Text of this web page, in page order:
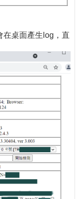
在桌面產生log，直